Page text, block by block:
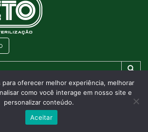
reservados
para oferecer melhor experiência, melhorar
como você interage em nosso site e
personalizar conteúdo.
Aceitar